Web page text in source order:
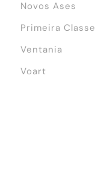
Novos Ases
Primeira Classe
Ventania
Voart